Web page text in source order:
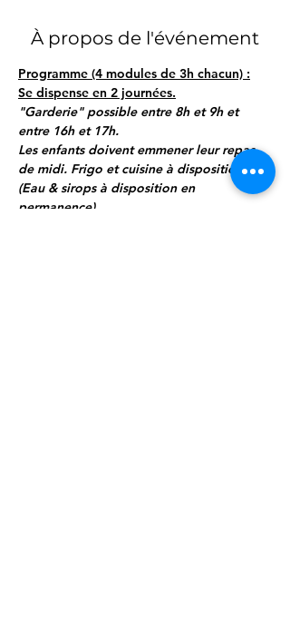
À propos de l'événement
Programme (4 modules de 3h chacun) :
Se dispense en 2 journées.
"Garderie" possible entre 8h et 9h et
entre 16h et 17h.
Les enfants doivent emmener leur repas
de midi. Frigo et cuisine à disposition.
(Eau & sirops à disposition en
permanence)